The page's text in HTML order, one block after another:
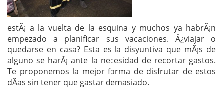
estÃ¡ a la vuelta de la esquina y muchos ya habrÃ¡n
empezado a planificar sus vacaciones. Â¿viajar o
quedarse en casa? Esta es la disyuntiva que mÃ¡s de
alguno se harÃ¡ ante la necesidad de recortar gastos.
Te proponemos la mejor forma de disfrutar de estos
dÃ­as sin tener que gastar demasiado.